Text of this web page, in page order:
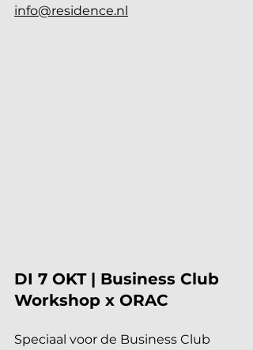
info@residence.nl
DI 7 OKT | Business Club
Workshop x ORAC
Speciaal voor de Business Club